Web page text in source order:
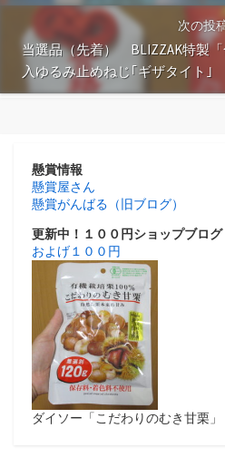
次の投
当選品（先着） BLIZZAK特製
入ゆるみ止めねじ｢ギザタイト｣
懸賞情報
懸賞屋さん
懸賞がんばる（旧ブログ）
更新中！１００円ショップブログ
およげ１００円
ダイソー「こだわりのむき甘栗」